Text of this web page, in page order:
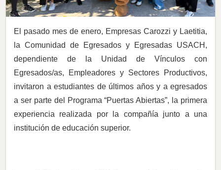
El pasado mes de enero, Empresas Carozzi y Laetitia,
la Comunidad de Egresados y Egresadas USACH,
dependiente de la Unidad de Vínculos con
Egresados/as, Empleadores y Sectores Productivos,
invitaron a estudiantes de últimos años y a egresados
a ser parte del Programa “Puertas Abiertas”, la primera
experiencia realizada por la compañía junto a una
institución de educación superior.